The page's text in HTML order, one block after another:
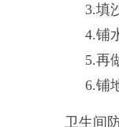
3.填沙
4.铺水
5.再做
6.铺地
卫生间